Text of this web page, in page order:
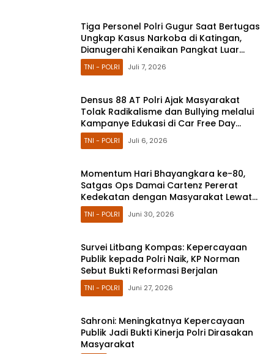
Tiga Personel Polri Gugur Saat Bertugas
Ungkap Kasus Narkoba di Katingan,
Dianugerahi Kenaikan Pangkat Luar
Biasa Anumerta
TNI - POLRI Juli 7, 2026
Densus 88 AT Polri Ajak Masyarakat
Tolak Radikalisme dan Bullying melalui
Kampanye Edukasi di Car Free Day
Makassar
TNI - POLRI Juli 6, 2026
Momentum Hari Bhayangkara ke-80,
Satgas Ops Damai Cartenz Pererat
Kedekatan dengan Masyarakat Lewat
Bakti Sosial
TNI - POLRI Juni 30, 2026
Survei Litbang Kompas: Kepercayaan
Publik kepada Polri Naik, KP Norman
Sebut Bukti Reformasi Berjalan
TNI - POLRI Juni 27, 2026
Sahroni: Meningkatnya Kepercayaan
Publik Jadi Bukti Kinerja Polri Dirasakan
Masyarakat